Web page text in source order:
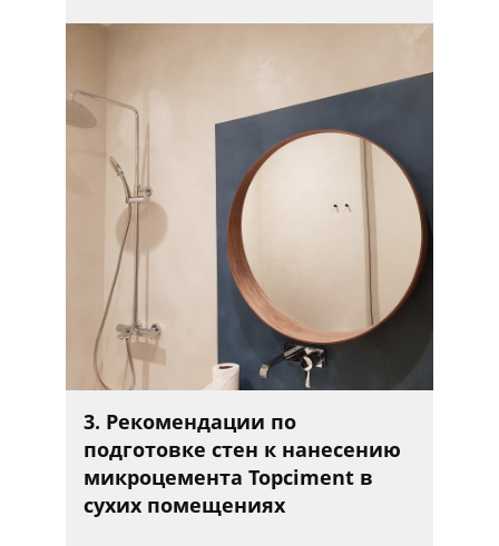
3. Рекомендации по
подготовке стен к нанесению
микроцемента Topciment в
сухих помещениях